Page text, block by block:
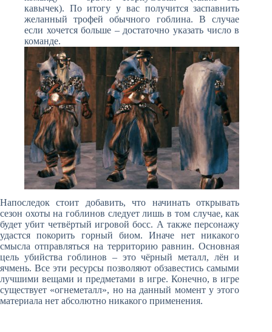
кавычек). По итогу у вас получится заспавнить
желанный трофей обычного гоблина. В случае
если хочется больше – достаточно указать число в
команде.
Напоследок стоит добавить, что начинать открывать
сезон охоты на гоблинов следует лишь в том случае, как
будет убит четвёртый игровой босс. А также персонажу
удастся покорить горный биом. Иначе нет никакого
смысла отправляться на территорию равнин. Основная
цель убийства гоблинов – это чёрный металл, лён и
ячмень. Все эти ресурсы позволяют обзавестись самыми
лучшими вещами и предметами в игре. Конечно, в игре
существует «огнеметалл», но на данный момент у этого
материала нет абсолютно никакого применения.